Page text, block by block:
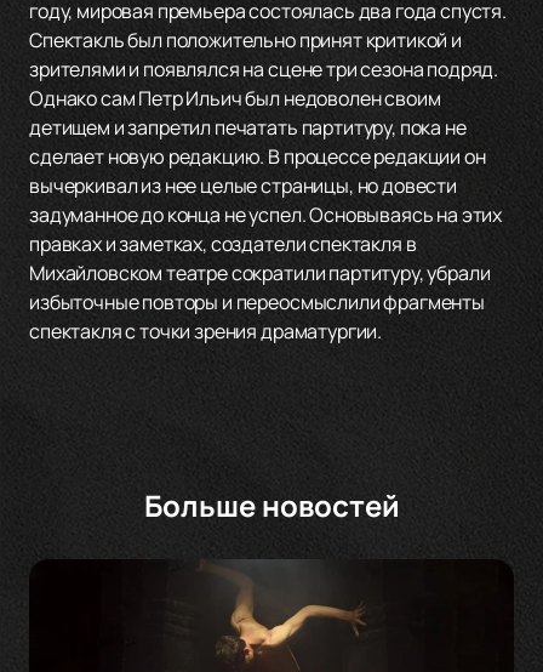
году, мировая премьера состоялась два года спустя.
Спектакль был положительно принят критикой и
зрителями и появлялся на сцене три сезона подряд.
Однако сам Петр Ильич был недоволен своим
детищем и запретил печатать партитуру, пока не
сделает новую редакцию. В процессе редакции он
вычеркивал из нее целые страницы, но довести
задуманное до конца не успел. Основываясь на этих
правках и заметках, создатели спектакля в
Михайловском театре сократили партитуру, убрали
избыточные повторы и переосмыслили фрагменты
спектакля с точки зрения драматургии.
Больше новостей